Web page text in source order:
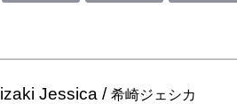
Jessica / 希崎ジェシカ